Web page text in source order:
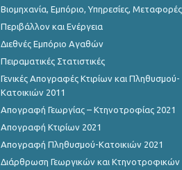
3o Τρίμηνο 2017
2o Τρίμηνο 2017
1o Τρίμηνο 2017
4o Τρίμηνο 2016
3o Τρίμηνο 2016
2o Τρίμηνο 2016
Βιομηχανία, Εμπόριο, Υπηρεσίες, Μεταφορές
Περιβάλλον και Ενέργεια
Διεθνές Εμπόριο Αγαθών
Πειραματικές Στατιστικές
Γενικές Απογραφές Κτιρίων και Πληθυσμού-
Κατοικιών 2011
Απογραφή Γεωργίας – Κτηνοτροφίας 2021
Απογραφή Κτιρίων 2021
Απογραφή Πληθυσμού-Κατοικιών 2021
Διάρθρωση Γεωργικών και Κτηνοτροφικών